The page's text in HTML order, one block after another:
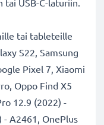
tai USB-C-laturiin.
tai tableteille
S22, Samsung
Pixel 7, Xiaomi
Oppo Find X5
12.9 (2022) -
- A2461, OnePlus